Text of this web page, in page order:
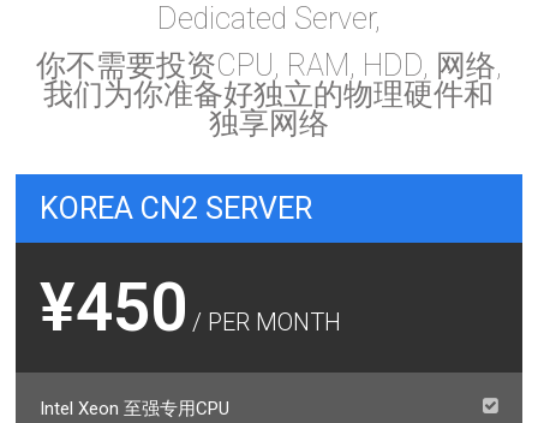
Dedicated Server,
你不需要投资CPU, RAM, HDD, 网络,
我们为你准备好独立的物理硬件和
独享网络
KOREA CN2 SERVER
¥450 / PER MONTH
Intel Xeon 至强专用CPU